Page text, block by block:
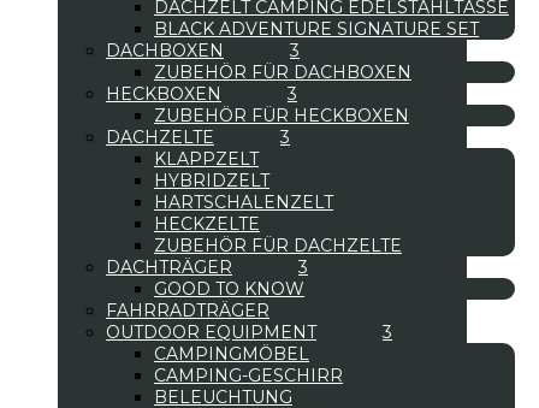
DACHZELT CAMPING EDELSTAHLTASSE
BLACK ADVENTURE SIGNATURE SET
DACHBOXEN
ZUBEHÖR FÜR DACHBOXEN
HECKBOXEN
ZUBEHÖR FÜR HECKBOXEN
DACHZELTE
KLAPPZELT
HYBRIDZELT
HARTSCHALENZELT
HECKZELTE
ZUBEHÖR FÜR DACHZELTE
DACHTRÄGER
GOOD TO KNOW
FAHRRADTRÄGER
OUTDOOR EQUIPMENT
CAMPINGMÖBEL
CAMPING-GESCHIRR
BELEUCHTUNG